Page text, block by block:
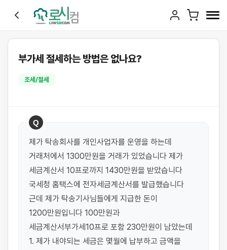
부가세 절세하는 방법은 없나요?
조세/절세
Q
제가 탁송회사를 개인사업자를 운영을 하는데
거래처에서 1300만원을 거래가 있었습니다 제가
세금계산서 10프로까지 1430만원을 받았습니다
국세청 홈택스에 전자세금계산서를 발급했습니다
근데 제가 탁송기사님들에게 지급한 돈이
1200만원입니다 100만원과
세금계산서부가세10프로 포함 230만원이 남았는데
1. 제가 내야되는 세금은 몇월에 납부하고 금액을